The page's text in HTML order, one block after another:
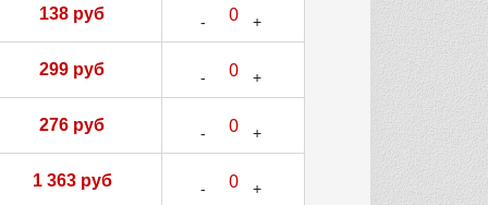
138 руб
299 руб
276 руб
1 363 руб